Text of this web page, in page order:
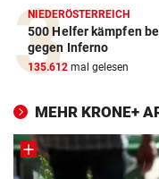
NIEDERÖSTERREICH
500 Helfer kämpfen
gegen Inferno
135.612 mal gelesen
MEHR KRONE+